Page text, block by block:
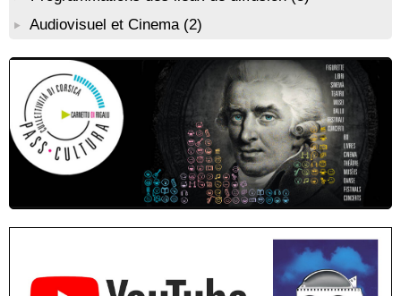
Conférence : "Pratiques magico-religieuses et rituels de
protection de la Corse agro-pastorale" animée par Jean-Jacques
Résidence de peinture et exposition de l’artiste Aponi : "Cœur
ouvert en citadelle" en partenariat avec la commune de Santa
Lucia di Tallà - Mediateca territuriale di Santa Lucia di Tallà
! EVENEMENT REPORTE ! Rencontre / dédicace avec
Gilles Antonioli autour de son ouvrage “Testa Mora - Les
Rivages du destin” - Afà / Prupià / Santa Lucia di Tallà
Residenza di scrittura di Angela Nicolai, Trà Corsica è
Sardegna - Mediateca di castagniccia Mare è monti - I Fulelli
Résidence d’écriture et de recherche de l’écrivaine Cécilia
Rencontre / dédicace avec Lucrèce Luciani autour de son
livre « La ballade du pendu du Niolu» - Mediateca territuriale di
Santa Lucia di Tallà
Audiovisuel et Cinema (2)